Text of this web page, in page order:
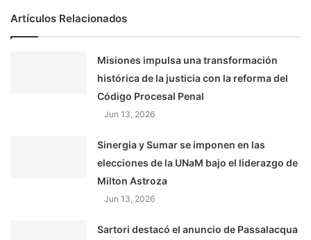
Artículos Relacionados
Misiones impulsa una transformación
histórica de la justicia con la reforma del
Código Procesal Penal
Jun 13, 2026
Sinergia y Sumar se imponen en las
elecciones de la UNaM bajo el liderazgo de
Milton Astroza
Jun 13, 2026
Sartori destacó el anuncio de Passalacqua